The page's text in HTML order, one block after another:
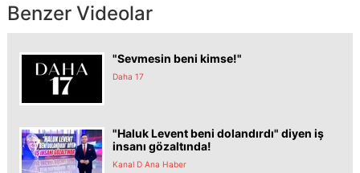
Benzer Videolar
"Sevmesin beni kimse!"
Daha 17
"Haluk Levent beni dolandırdı" diyen iş
insanı gözaltında!
Kanal D Ana Haber